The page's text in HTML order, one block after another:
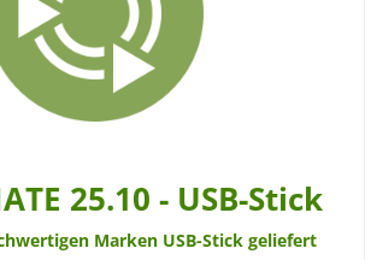
25.10 - USB-Stick
Marken USB-Stick geliefert